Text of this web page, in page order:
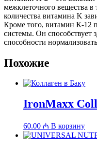
межклеточного вещества
количества витамина K
Кроме того, витамин К-12
системы. Он способствует
способности
Похожие
IronMaxx
60.00 ₼ В корзину